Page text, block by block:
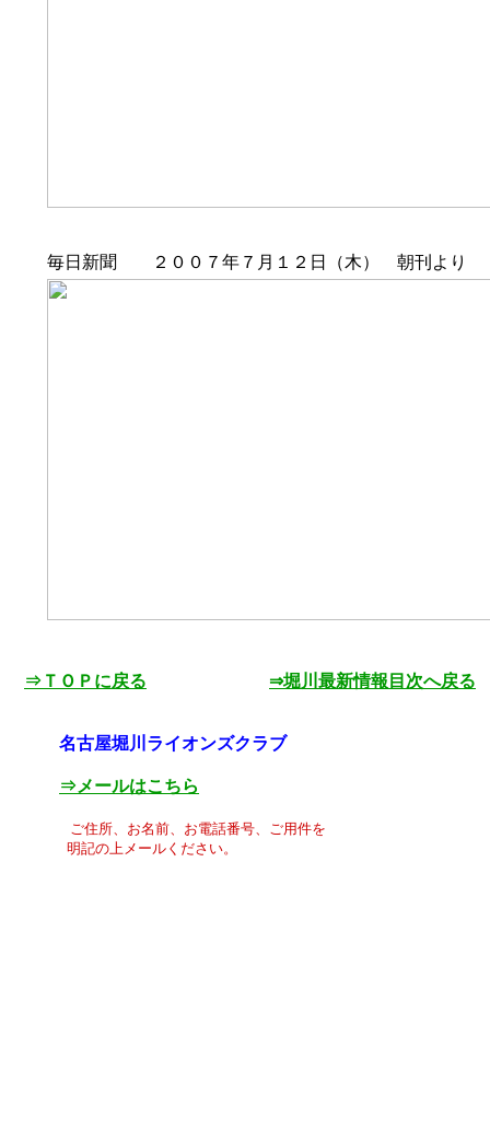
毎日新聞 ２００７年７月１２日（木） 朝刊より
⇒ＴＯＰに戻る ⇒堀川最新情報目次へ戻る
名古屋堀川ライオンズクラブ
⇒メールはこちら
ご住所、お名前、お電話番号、ご用件を
明記の上メールください。